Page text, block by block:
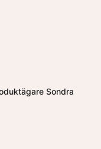
Sondra